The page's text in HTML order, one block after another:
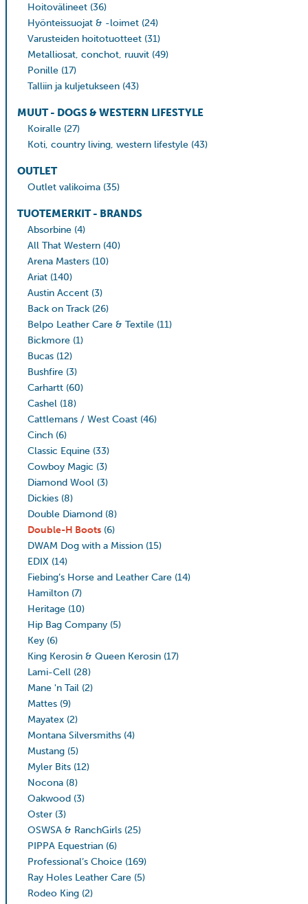
Hoitovälineet (36)
Hyönteissuojat & -loimet (24)
Varusteiden hoitotuotteet (31)
Metalliosat, conchot, ruuvit (49)
Ponille (17)
Talliin ja kuljetukseen (43)
MUUT - DOGS & WESTERN LIFESTYLE
Koiralle (27)
Koti, country living, western lifestyle (43)
OUTLET
Outlet valikoima (35)
TUOTEMERKIT - BRANDS
Absorbine (4)
All That Western (40)
Arena Masters (10)
Ariat (140)
Austin Accent (3)
Back on Track (26)
Belpo Leather Care & Textile (11)
Bickmore (1)
Bucas (12)
Bushfire (3)
Carhartt (60)
Cashel (18)
Cattlemans / West Coast (46)
Cinch (6)
Classic Equine (33)
Cowboy Magic (3)
Diamond Wool (3)
Dickies (8)
Double Diamond (8)
Double-H Boots (6)
DWAM Dog with a Mission (15)
EDIX (14)
Fiebing’s Horse and Leather Care (14)
Hamilton (7)
Heritage (10)
Hip Bag Company (5)
Key (6)
King Kerosin & Queen Kerosin (17)
Lami-Cell (28)
Mane 'n Tail (2)
Mattes (9)
Mayatex (2)
Montana Silversmiths (4)
Mustang (5)
Myler Bits (12)
Nocona (8)
Oakwood (3)
Oster (3)
OSWSA & RanchGirls (25)
PIPPA Equestrian (6)
Professional’s Choice (169)
Ray Holes Leather Care (5)
Rodeo King (2)